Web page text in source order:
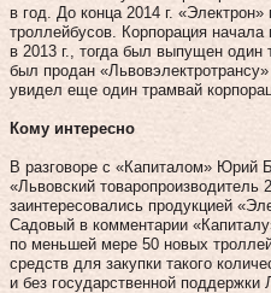
в год. До конца 2014 г.
троллейбусов. Корпорация начала
в 2013 г., тогда был выпущен один
был продан
увидел еще один трамвай
Кому интересно
В разговоре с «Капиталом» Юрий
«Львовский товаропроизводитель
заинтересовались продукцией
Садовый в комментарии
по меньшей мере 50 новых
средств для закупки такого
и без государственной поддержки